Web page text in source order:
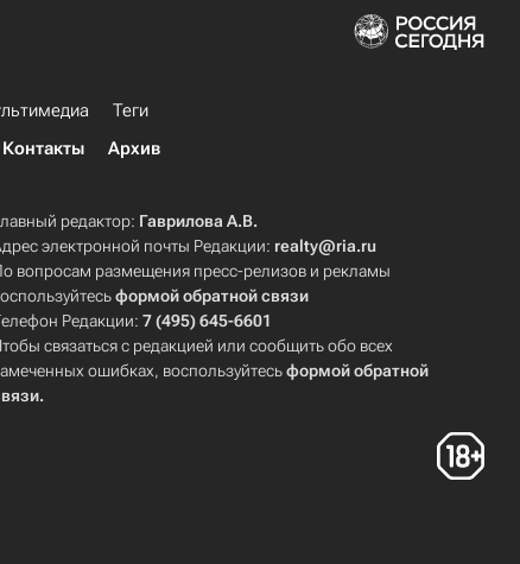
Теги
Контакты Архив
редактор: Гаврилова А.В.
электронной почты Редакции: realty@ria.ru
вопросам размещения пресс-релизов и рекламы
формой обратной связи
Редакции:7 (495) 645-6601
связаться с редакцией или сообщить обо всех
ошибках, воспользуйтесьформой обратной
.